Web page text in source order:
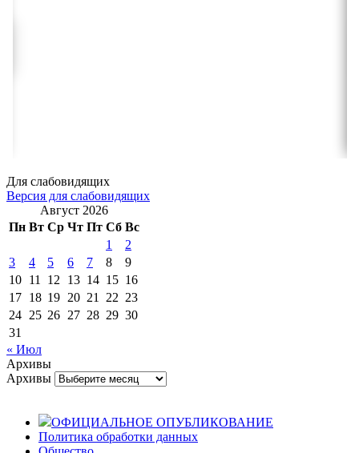
Для слабовидящих
Версия для слабовидящих
Август 2026
Пн Вт Ср Чт Пт Сб Вс
1
2
3
4 5 6 7 8
9
10 11 12 13 14 15 16
17 18 19 20 21 22 23
24 25 26 27 28 29 30
31
« Июл
Архивы
Архивы
ОФИЦИАЛЬНОЕ ОПУБЛИКОВАНИЕ
Политика обработки данных